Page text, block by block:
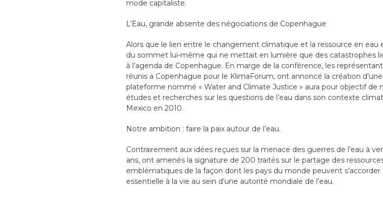
mode capitaliste.
L’Eau, grande absente des négociations de Copenhague
Alors que le lien entre le changement climatique et la ressource en eau
du sommet lui-même qui ne mettait en lumière que des catastrophes
à l’agenda de Copenhague. En marge de la conférence, les
réunis a Copenhague pour le KlimaForum, ont annoncé la création
plateforme nommé « Water and Climate Justice » aura pour objectif de
études et recherches sur les questions de l’eau dans son contexte
Mexico en 2010.
Notre ambition : faire la paix autour de l’eau.
Contrairement aux idées reçues sur la menace des guerres de l’eau à
ans, ont amenés la signature de 200 traités sur le partage des
emblématiques de la façon dont les pays du monde peuvent
essentielle à la vie au sein d’une autorité mondiale de l’eau.